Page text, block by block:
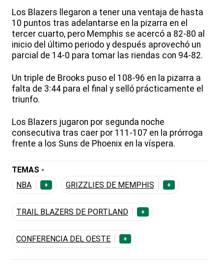
Los Blazers llegaron a tener una ventaja de hasta
10 puntos tras adelantarse en la pizarra en el
tercer cuarto, pero Memphis se acercó a 82-80 al
inicio del último periodo y después aprovechó un
parcial de 14-0 para tomar las riendas con 94-82.
Un triple de Brooks puso el 108-96 en la pizarra a
falta de 3:44 para el final y selló prácticamente el
triunfo.
Los Blazers jugaron por segunda noche
consecutiva tras caer por 111-107 en la prórroga
frente a los Suns de Phoenix en la víspera.
TEMAS -
NBA
+ GRIZZLIES DE MEMPHIS +
TRAIL BLAZERS DE PORTLAND +
CONFERENCIA DEL OESTE +